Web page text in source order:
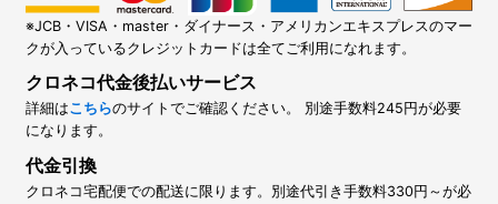
※JCB・VISA・master・ダイナース・アメリカンエキスプレスのマー
クが入っているクレジットカードは全てご利用になれます。
クロネコ代金後払いサービス
詳細はこちらのサイトでご確認ください。 別途手数料245円が必要
になります。
代金引換
クロネコ宅配便での配送に限ります。別途代引き手数料330円～が必